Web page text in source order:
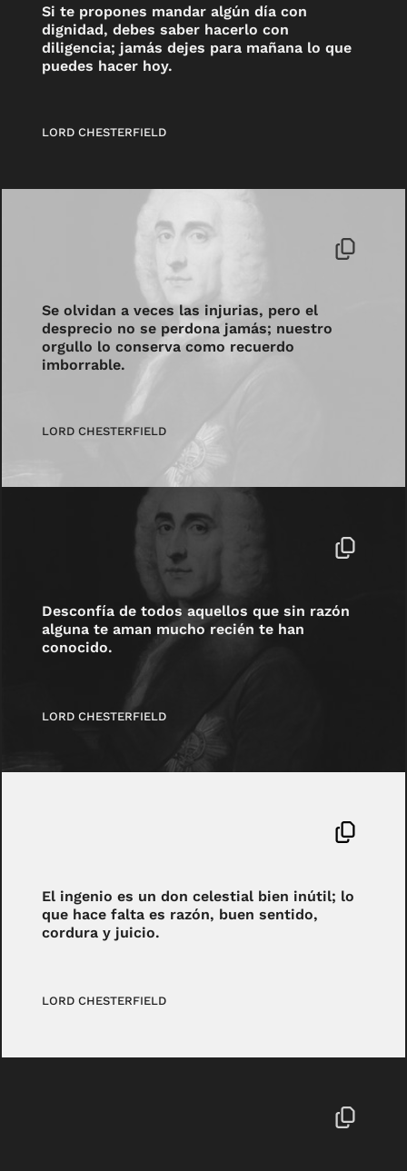
Si te propones mandar algún día con
dignidad, debes saber hacerlo con
diligencia; jamás dejes para mañana lo que
puedes hacer hoy.
LORD CHESTERFIELD
Se olvidan a veces las injurias, pero el
desprecio no se perdona jamás; nuestro
orgullo lo conserva como recuerdo
imborrable.
LORD CHESTERFIELD
Desconfía de todos aquellos que sin razón
alguna te aman mucho recién te han
conocido.
LORD CHESTERFIELD
El ingenio es un don celestial bien inútil; lo
que hace falta es razón, buen sentido,
cordura y juicio.
LORD CHESTERFIELD